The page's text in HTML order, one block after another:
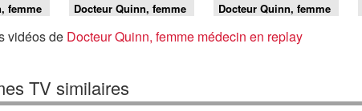
femme
- Cas
Docteur Quinn, femme
médecin - S5 E6 -
Dernière danse
Docteur Quinn, femme
médecin - S5 E5 - Los
Americanos
vidéos de Docteur Quinn, femme médecin en replay
TV similaires